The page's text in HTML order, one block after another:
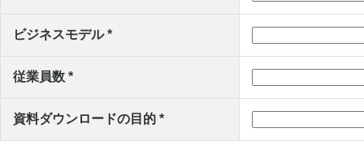
ビジネスモデル *
従業員数 *
資料ダウンロードの目的 *